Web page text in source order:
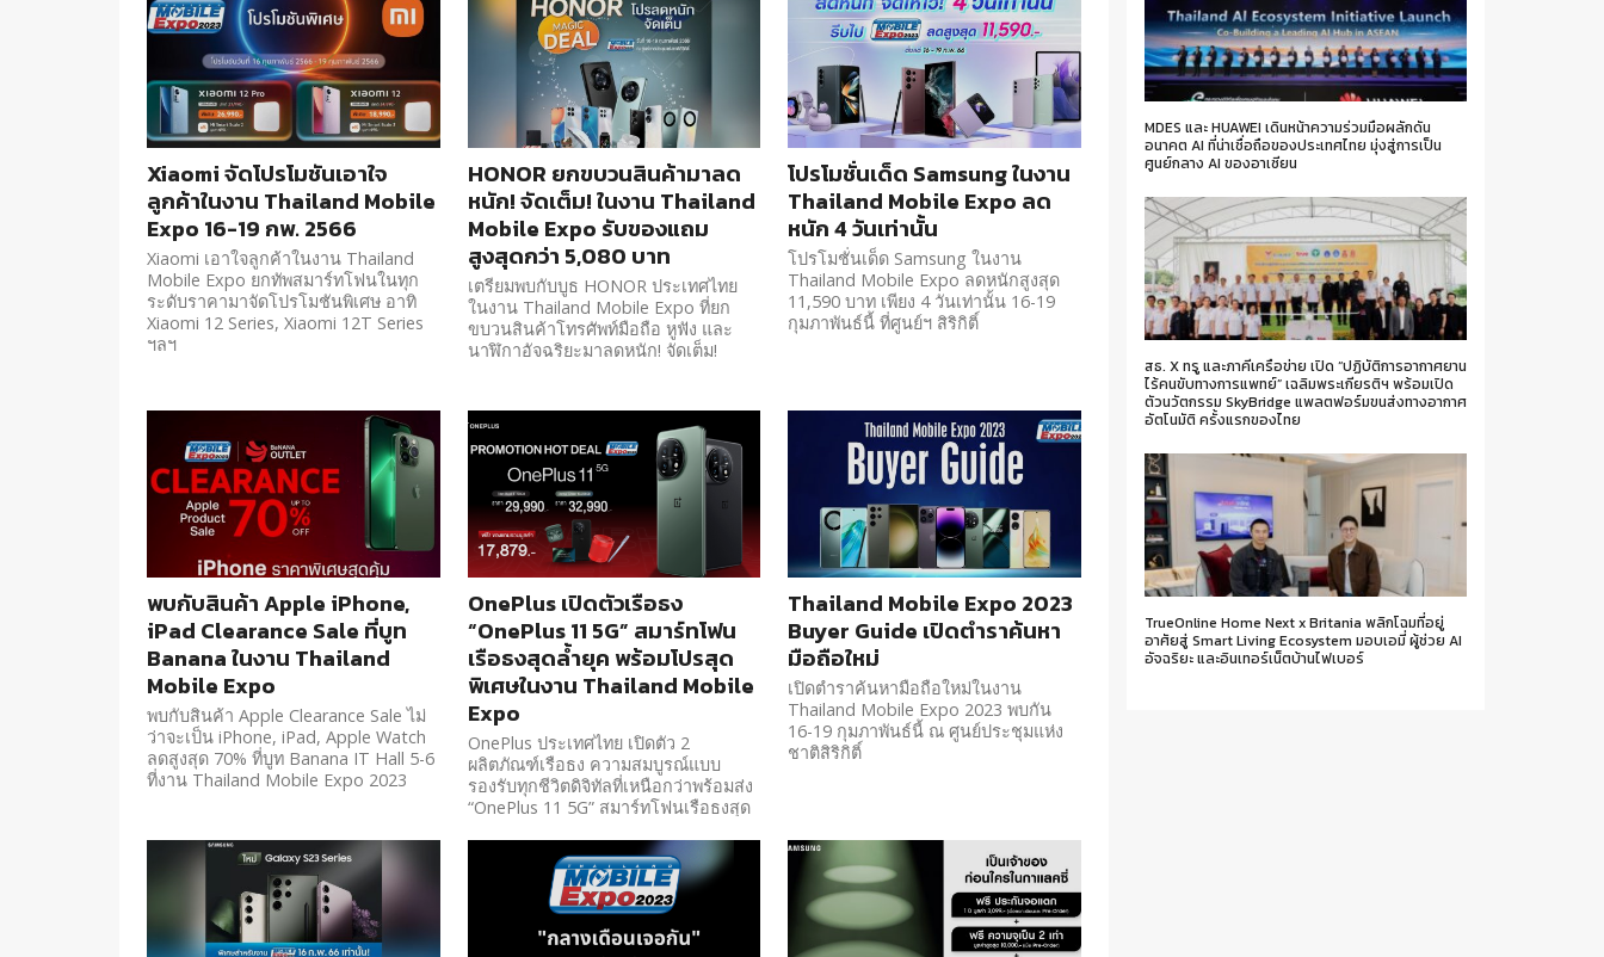
Xiaomi จัดโปรโมชันเอาใจ
ลูกค้าในงาน Thailand Mobile
Expo 16-19 กพ. 2566
Xiaomi เอาใจลูกค้าในงาน Thailand
Mobile Expo ยกทัพสมาร์ทโฟนในทุก
ระดับราคามาจัดโปรโมชันพิเศษ อาทิ
Xiaomi 12 Series, Xiaomi 12T Series
ฯลฯ
HONOR ยกขบวนสินค้ามาลด
หนัก! จัดเต็ม! ในงาน Thailand
Mobile Expo รับของแถม
สูงสุดกว่า 5,080 บาท
เตรียมพบกับบูธ HONOR ประเทศไทย
ในงาน Thailand Mobile Expo ที่ยก
ขบวนสินค้าโทรศัพท์มือถือ หูฟัง และ
นาฬิกาอัจฉริยะมาลดหนัก! จัดเต็ม!
โปรโมชั่นเด็ด Samsung ในงาน
Thailand Mobile Expo ลด
หนัก 4 วันเท่านั้น
โปรโมชั่นเด็ด Samsung ในงาน
Thailand Mobile Expo ลดหนักสูงสุด
11,590 บาท เพียง 4 วันเท่านั้น 16-19
กุมภาพันธ์นี้ ที่ศูนย์ฯ สิริกิติ์
พบกับสินค้า Apple iPhone,
iPad Clearance Sale ที่บูท
Banana ในงาน Thailand
Mobile Expo
พบกับสินค้า Apple Clearance Sale ไม่
ว่าจะเป็น iPhone, iPad, Apple Watch
ลดสูงสุด 70% ที่บูท Banana IT Hall 5-6
ที่งาน Thailand Mobile Expo 2023
OnePlus เปิดตัวเรือธง
“OnePlus 11 5G” สมาร์ทโฟน
เรือธงสุดล้ำยุค พร้อมโปรสุด
พิเศษในงาน Thailand Mobile
Expo
OnePlus ประเทศไทย เปิดตัว 2
ผลิตภัณฑ์เรือธง ความสมบูรณ์แบบ
รองรับทุกชีวิตดิจิทัลที่เหนือกว่าพร้อมส่ง
“OnePlus 11 5G” สมาร์ทโฟนเรือธงสุด
Thailand Mobile Expo 2023
Buyer Guide เปิดตำราค้นหา
มือถือใหม่
เปิดตำราค้นหามือถือใหม่ในงาน
Thailand Mobile Expo 2023 พบกัน
16-19 กุมภาพันธ์นี้ ณ ศูนย์ประชุมแห่ง
ชาติสิริกิติ์
MDES และ HUAWEI เดินหน้าความร่วมมือผลักดัน
อนาคต AI ที่น่าเชื่อถือของประเทศไทย มุ่งสู่การเป็น
ศูนย์กลาง AI ของอาเซียน
สธ. X ทรู และภาคีเครือข่าย เปิด “ปฏิบัติการอากาศยาน
ไร้คนขับทางการแพทย์” เฉลิมพระเกียรติฯ พร้อมเปิด
ตัวนวัตกรรม SkyBridge แพลตฟอร์มขนส่งทางอากาศ
อัตโนมัติ ครั้งแรกของไทย
TrueOnline Home Next x Britania พลิกโฉมที่อยู่
อาศัยสู่ Smart Living Ecosystem มอบเอมี่ ผู้ช่วย AI
อัจฉริยะ และอินเทอร์เน็ตบ้านไฟเบอร์